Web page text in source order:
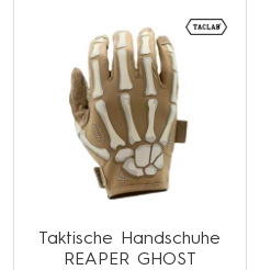
Taktische Handschuhe
REAPER GHOST